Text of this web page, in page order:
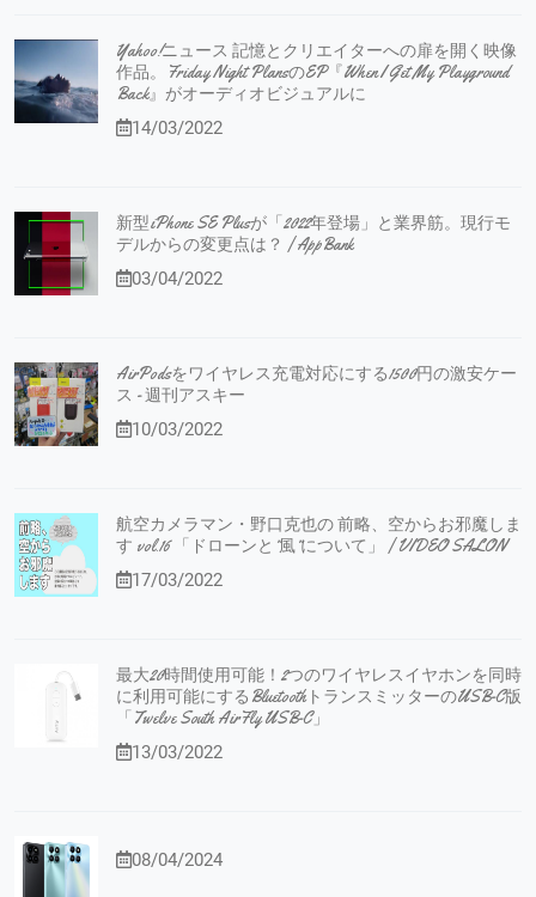
Yahoo!ニュース 記憶とクリエイターへの扉を開く映像
作品。Friday Night PlansのEP『When I Get My Playground
Back』がオーディオビジュアルに
14/03/2022
新型iPhone SE Plusが「2022年登場」と業界筋。現行モ
デルからの変更点は？ | AppBank
03/04/2022
AirPodsをワイヤレス充電対応にする1500円の激安ケー
ス - 週刊アスキー
10/03/2022
航空カメラマン・野口克也の 前略、空からお邪魔しま
す vol.16 「ドローンと”風”について」 | VIDEO SALON
17/03/2022
最大20時間使用可能！2つのワイヤレスイヤホンを同時
に利用可能にするBluetoothトランスミッターのUSB-C版
「Twelve South AirFly USB-C」
13/03/2022
08/04/2024